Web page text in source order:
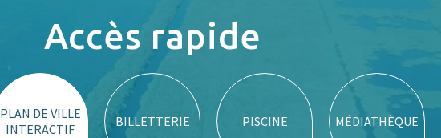
Accès rapide
PLAN DE VILLE
INTERACTIF
BILLETTERIE PISCINE MÉDIATHÈQUE